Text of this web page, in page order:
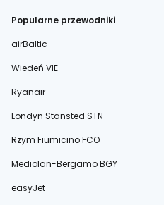
Popularne przewodniki
airBaltic
Wiedeń VIE
Ryanair
Londyn Stansted STN
Rzym Fiumicino FCO
Mediolan-Bergamo BGY
easyJet